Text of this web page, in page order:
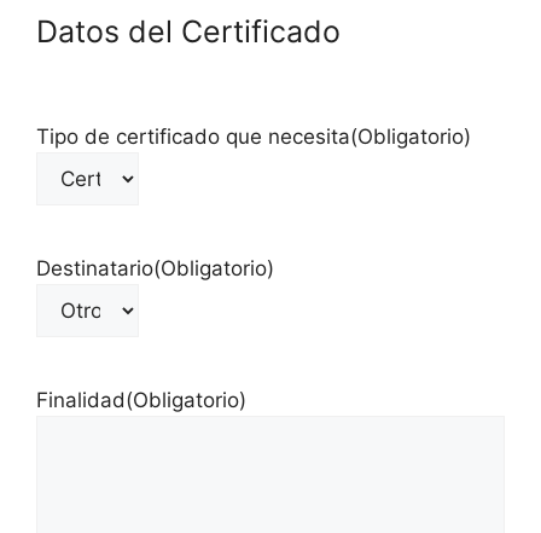
Datos del Certificado
Tipo de certificado que necesita(Obligatorio)
Destinatario(Obligatorio)
Finalidad(Obligatorio)